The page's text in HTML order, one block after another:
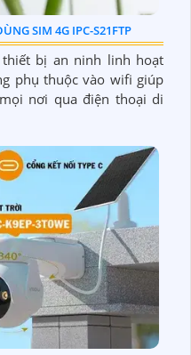
SIM 4G IPC-S21FTP
thiết bị an ninh linh hoạt
phụ thuộc vào wifi giúp
nơi qua điện thoại di